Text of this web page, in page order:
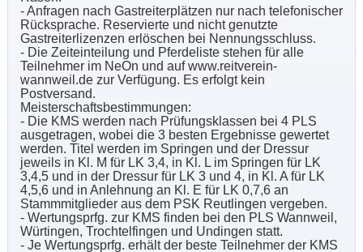
- Anfragen nach Gastreiterplätzen nur nach telefonischer
Rücksprache. Reservierte und nicht genutzte
Gastreiterlizenzen erlöschen bei Nennungsschluss.
- Die Zeiteinteilung und Pferdeliste stehen für alle
Teilnehmer im NeOn und auf www.reitverein-
wannweil.de zur Verfügung. Es erfolgt kein
Postversand.
Meisterschaftsbestimmungen:
- Die KMS werden nach Prüfungsklassen bei 4 PLS
ausgetragen, wobei die 3 besten Ergebnisse gewertet
werden. Titel werden im Springen und der Dressur
jeweils in Kl. M für LK 3,4, in Kl. L im Springen für LK
3,4,5 und in der Dressur für LK 3 und 4, in Kl. A für LK
4,5,6 und in Anlehnung an Kl. E für LK 0,7,6 an
Stammmitglieder aus dem PSK Reutlingen vergeben.
- Wertungsprfg. zur KMS finden bei den PLS Wannweil,
Würtingen, Trochtelfingen und Undingen statt.
- Je Wertungsprfg. erhält der beste Teilnehmer der KMS